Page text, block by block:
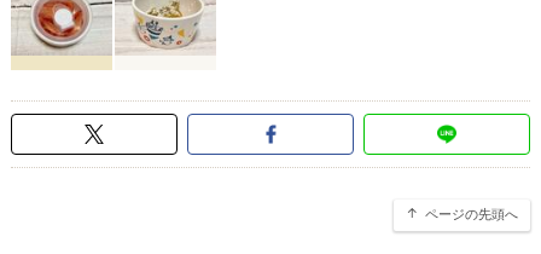
ページの先頭へ